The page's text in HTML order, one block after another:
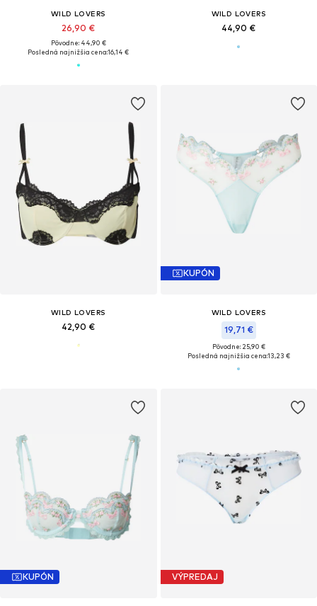
WILD LOVERS
26,90 €
Pôvodne: 44,90 €
Posledná najnižšia cena:16,14 €
WILD LOVERS
44,90 €
WILD LOVERS
42,90 €
KUPÓN
WILD LOVERS
19,71 €
Pôvodne: 25,90 €
Posledná najnižšia cena:13,23 €
KUPÓN VÝPREDAJ